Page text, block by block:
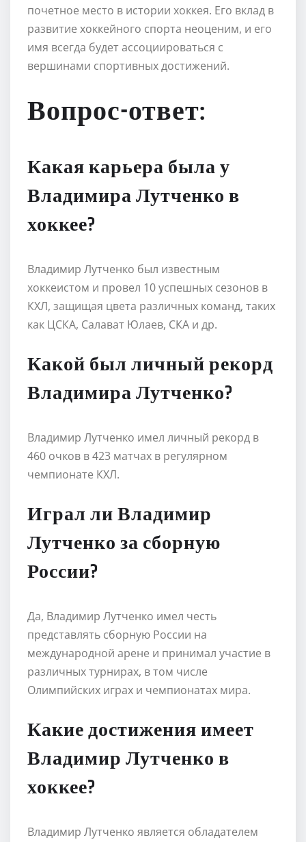
почетное место в истории хоккея. Его вклад в
развитие хоккейного спорта неоценим, и его
имя всегда будет ассоциироваться с
вершинами спортивных достижений.
Вопрос-ответ:
Какая карьера была у
Владимира Лутченко в
хоккее?
Владимир Лутченко был известным
хоккеистом и провел 10 успешных сезонов в
КХЛ, защищая цвета различных команд, таких
как ЦСКА, Салават Юлаев, СКА и др.
Какой был личный рекорд
Владимира Лутченко?
Владимир Лутченко имел личный рекорд в
460 очков в 423 матчах в регулярном
чемпионате КХЛ.
Играл ли Владимир
Лутченко за сборную
России?
Да, Владимир Лутченко имел честь
представлять сборную России на
международной арене и принимал участие в
различных турнирах, в том числе
Олимпийских играх и чемпионатах мира.
Какие достижения имеет
Владимир Лутченко в
хоккее?
Владимир Лутченко является обладателем